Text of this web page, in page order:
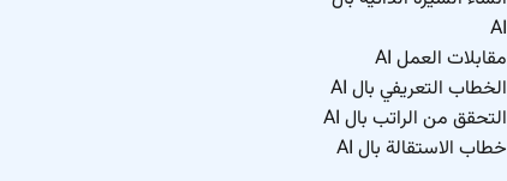
AI
مقابلات العمل AI
الخطاب التعريفي بال AI
التحقق من الراتب بال AI
خطاب الاستقالة بال AI